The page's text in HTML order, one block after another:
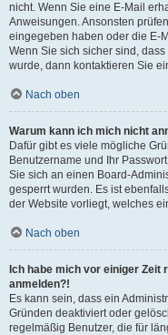
nicht. Wenn Sie eine E-Mail
Anweisungen. Ansonsten
eingegeben haben oder die E-
Wenn Sie sich sicher sind,
wurde, dann kontaktieren Sie
Nach oben
Warum kann ich mich nicht
Dafür gibt es viele mögliche
Benutzername und Ihr
Sie sich an einen Board-
gesperrt wurden. Es ist
der Website vorliegt, welches
Nach oben
Ich habe mich vor einiger
anmelden?!
Es kann sein, dass ein
Gründen deaktiviert oder
regelmäßig Benutzer, die für